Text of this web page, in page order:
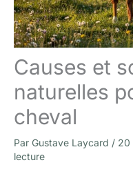
Causes et
naturelles
cheval
Par Gustave Laycard / 20
lecture